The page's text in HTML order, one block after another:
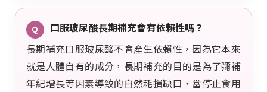
Q
口服玻尿酸長期補充會有依賴性嗎？
長期補充口服玻尿酸不會產生依賴性，因為它本來
就是人體自有的成分，長期補充的目的是為了彌補
年紀增長等因素導致的自然耗損缺口，當停止食用